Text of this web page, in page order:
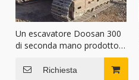
Un escavatore Doosan 300
di seconda mano prodotto
Richiesta